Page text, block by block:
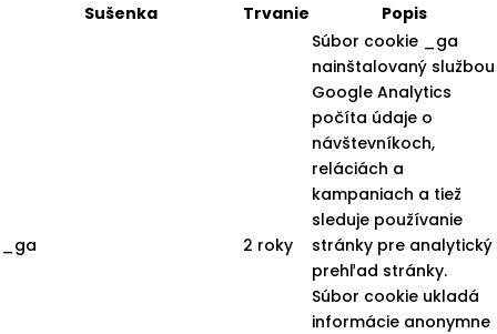
Sušenka
Trvanie Popis
_ga 2 roky
Súbor cookie _ga
nainštalovaný službou
Google Analytics
počíta údaje o
návštevníkoch,
reláciách a
kampaniach a tiež
sleduje používanie
stránky pre analytický
prehľad stránky.
Súbor cookie ukladá
informácie anonymne